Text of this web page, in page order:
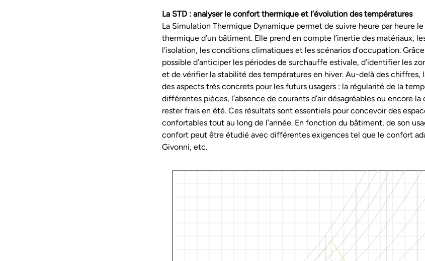
La STD : analyser le confort thermique et l’évolution des températures
La Simulation Thermique Dynamique permet de suivre heure par heure
thermique d’un bâtiment. Elle prend en compte l’inertie des matériaux,
l’isolation, les conditions climatiques et les scénarios d’occupation.
possible d’anticiper les périodes de surchauffe estivale, d’identifier les
et de vérifier la stabilité des températures en hiver. Au-delà des chiffres,
des aspects très concrets pour les futurs usagers : la régularité de la
différentes pièces, l’absence de courants d’air désagréables ou encore
rester frais en été. Ces résultats sont essentiels pour concevoir des
confortables tout au long de l’année. En fonction du bâtiment, de son
confort peut être étudié avec différentes exigences tel que le confort
Givonni, etc.